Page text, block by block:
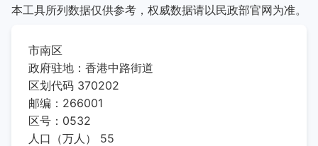
本工具所列数据仅供参考，权威数据请以民政部官网为准。
市南区
政府驻地：香港中路街道
区划代码 370202
邮编：266001
区号：0532
人口（万人） 55